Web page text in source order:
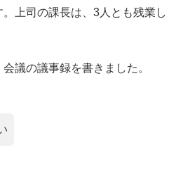
上司の課長は、3人とも残業し
議の議事録を書きました。